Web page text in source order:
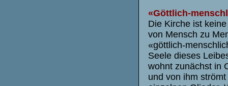
«Göttlich-
Die Kirche ist
von Mensch zu
«göttlich-
Seele dieses
wohnt zunächst in
und von ihm